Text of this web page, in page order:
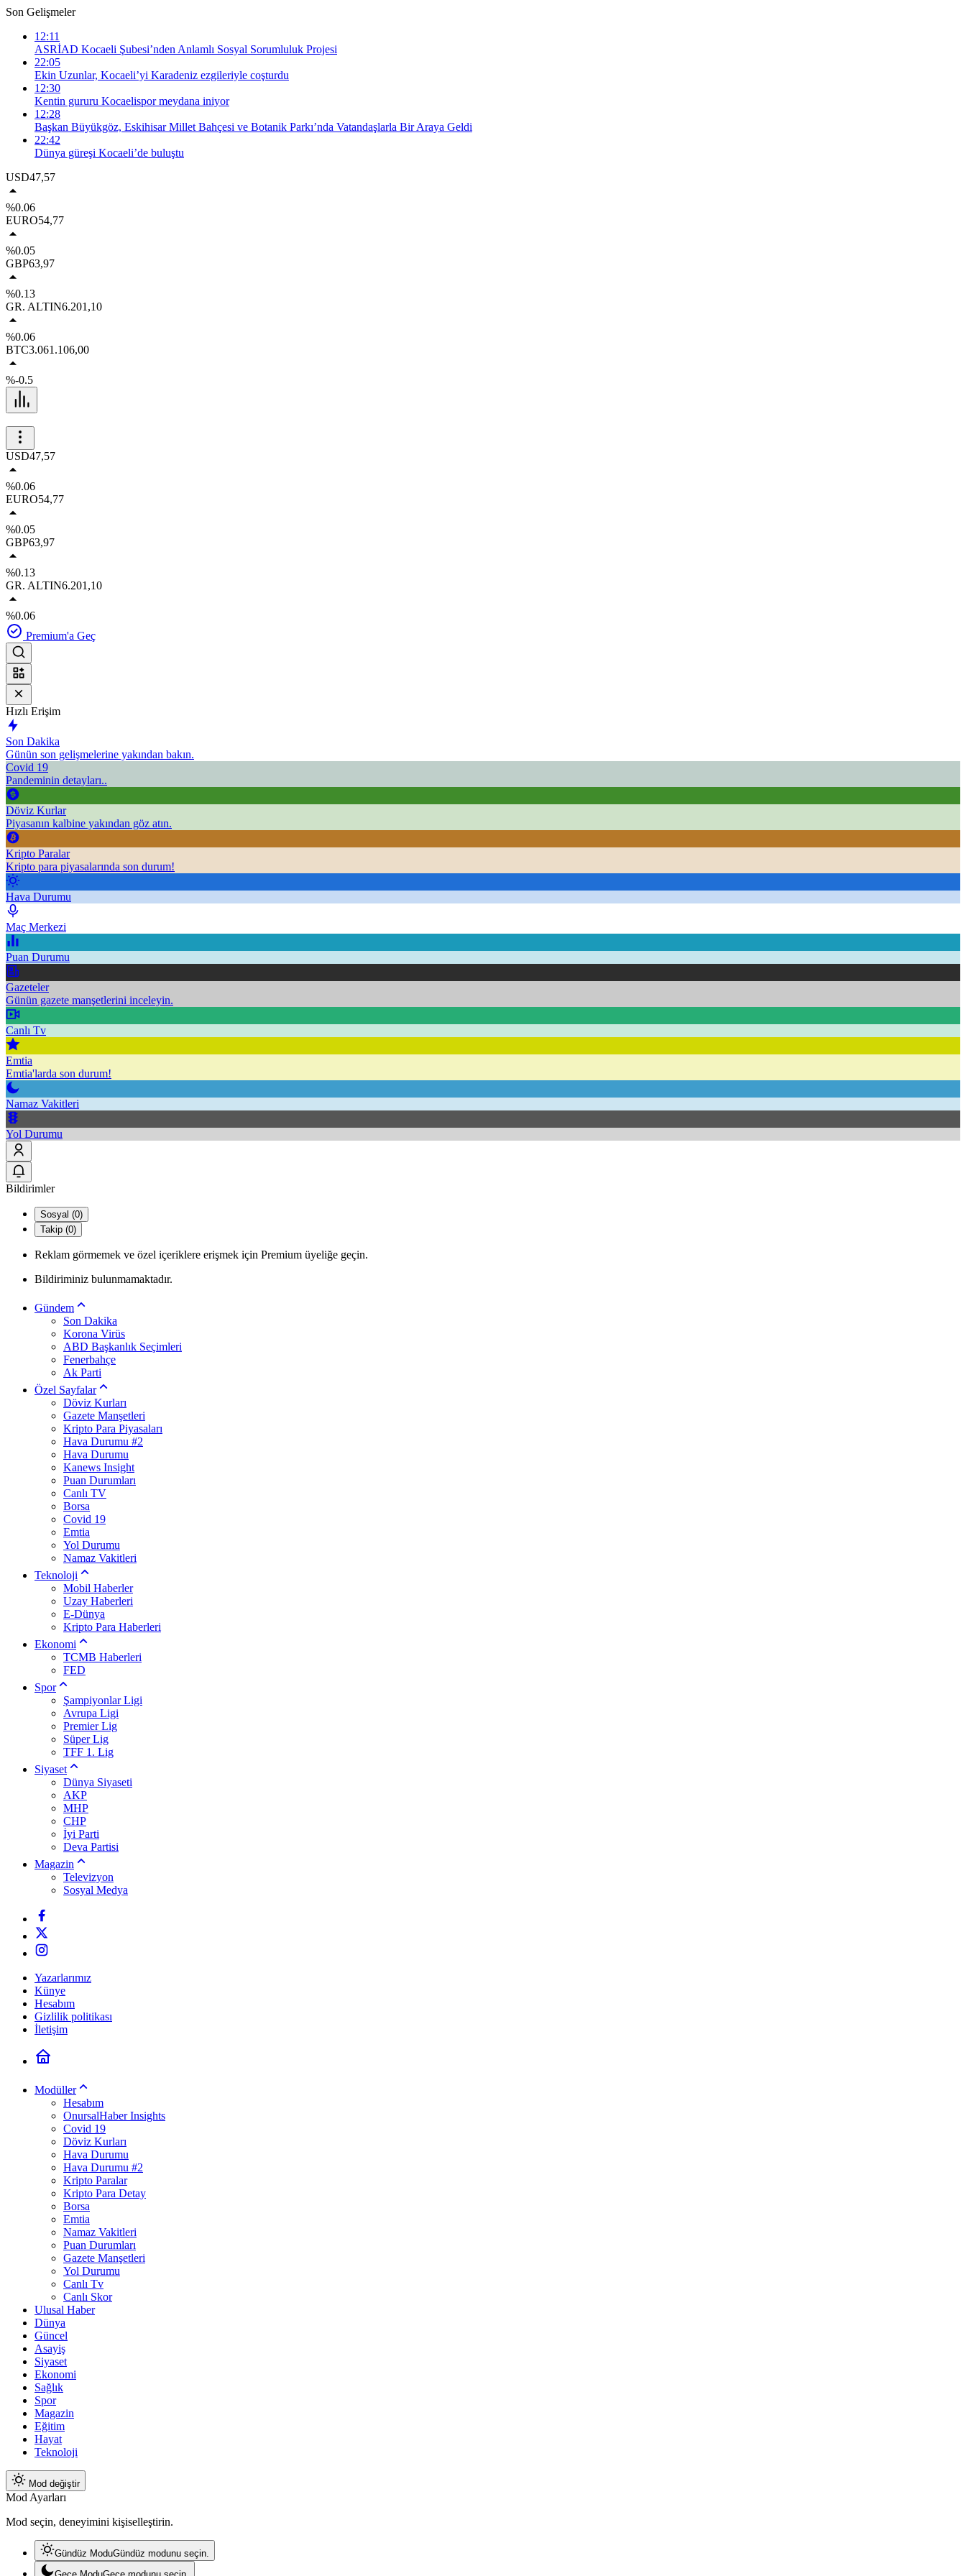
Son Gelişmeler
12:11
ASRİAD Kocaeli Şubesi’nden Anlamlı Sosyal Sorumluluk Projesi
22:05
Ekin Uzunlar, Kocaeli’yi Karadeniz ezgileriyle coşturdu
12:30
Kentin gururu Kocaelispor meydana iniyor
12:28
Başkan Büyükgöz, Eskihisar Millet Bahçesi ve Botanik Parkı’nda Vatandaşlarla Bir Araya Geldi
22:42
Dünya güreşi Kocaeli’de buluştu
USD47,57
%0.06
EURO54,77
%0.05
GBP63,97
%0.13
GR. ALTIN6.201,10
%0.06
BTC3.061.106,00
%-0.5
USD47,57
%0.06
EURO54,77
%0.05
GBP63,97
%0.13
GR. ALTIN6.201,10
%0.06
Premium'a Geç
Hızlı Erişim
Son Dakika
Günün son gelişmelerine yakından bakın.
Covid 19
Pandeminin detayları..
Döviz Kurlar
Piyasanın kalbine yakından göz atın.
Kripto Paralar
Kripto para piyasalarında son durum!
Hava Durumu
Maç Merkezi
Puan Durumu
Gazeteler
Günün gazete manşetlerini inceleyin.
Canlı Tv
Emtia
Emtia'larda son durum!
Namaz Vakitleri
Yol Durumu
Bildirimler
Sosyal (0)
Takip (0)
Reklam görmemek ve özel içeriklere erişmek için Premium üyeliğe geçin.
Bildiriminiz bulunmamaktadır.
Gündem
Son Dakika
Korona Virüs
ABD Başkanlık Seçimleri
Fenerbahçe
Ak Parti
Özel Sayfalar
Döviz Kurları
Gazete Manşetleri
Kripto Para Piyasaları
Hava Durumu #2
Hava Durumu
Kanews Insight
Puan Durumları
Canlı TV
Borsa
Covid 19
Emtia
Yol Durumu
Namaz Vakitleri
Teknoloji
Mobil Haberler
Uzay Haberleri
E-Dünya
Kripto Para Haberleri
Ekonomi
TCMB Haberleri
FED
Spor
Şampiyonlar Ligi
Avrupa Ligi
Premier Lig
Süper Lig
TFF 1. Lig
Siyaset
Dünya Siyaseti
AKP
MHP
CHP
İyi Parti
Deva Partisi
Magazin
Televizyon
Sosyal Medya
Yazarlarımız
Künye
Hesabım
Gizlilik politikası
İletişim
Modüller
Hesabım
OnursalHaber Insights
Covid 19
Döviz Kurları
Hava Durumu
Hava Durumu #2
Kripto Paralar
Kripto Para Detay
Borsa
Emtia
Namaz Vakitleri
Puan Durumları
Gazete Manşetleri
Yol Durumu
Canlı Tv
Canlı Skor
Ulusal Haber
Dünya
Güncel
Asayiş
Siyaset
Ekonomi
Sağlık
Spor
Magazin
Eğitim
Hayat
Teknoloji
Mod değiştir
Mod Ayarları
Mod seçin, deneyimini kişiselleştirin.
Gündüz ModuGündüz modunu seçin.